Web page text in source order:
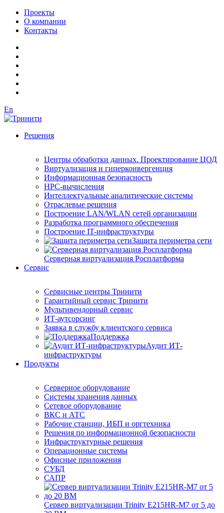
Проекты
О компании
Контакты
En
Решения
Центры обработки данных. Проектирование ЦОД
Виртуализация и гиперконвергенция
Информационная безопасность
HPC-вычисления
Интеллектуальные аналитические системы
Отраслевые решения
Построение LAN/WLAN сетей организации
Разработка программного обеспечения
Построение IT-инфраструктуры
Защита периметра сети
Серверная виртуализация Росплатформа
Сервис
Сервисные центры Тринити
Гарантийный сервис Тринити
Мультивендорный сервис
ИТ-аутсорсинг
Заявка в службу клиентского сервиса
Поддержка
Аудит ИТ-
инфраструктуры
Продукты
Серверное оборудование
Системы хранения данных
Сетевое оборудование
ВКС и АТС
Рабочие станции, ИБП и оргтехника
Решения по информационной безопасности
Инфраструктурные решения
Операционные системы
Офисные приложения
СУБД
САПР
Сервер виртуализации Trinity E215HR-M7 от 5 до